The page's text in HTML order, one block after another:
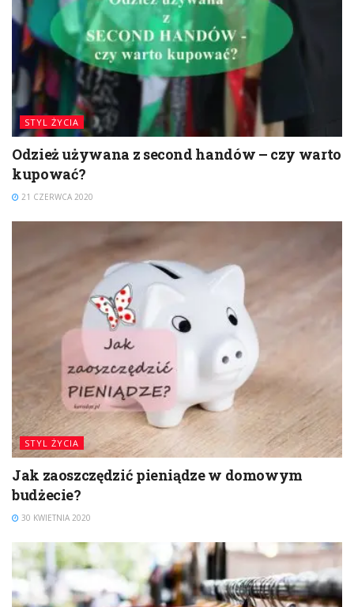
STYL ŻYCIA
Odzież używana z second handów – czy warto
kupować?
21 CZERWCA 2020
STYL ŻYCIA
Jak zaoszczędzić pieniądze w domowym
budżecie?
30 KWIETNIA 2020